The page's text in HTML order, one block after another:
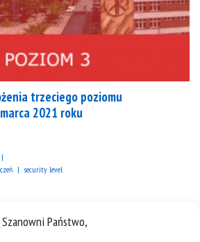
Szanowni Państwo,
trzeciego poziomu
2021 roku
security level